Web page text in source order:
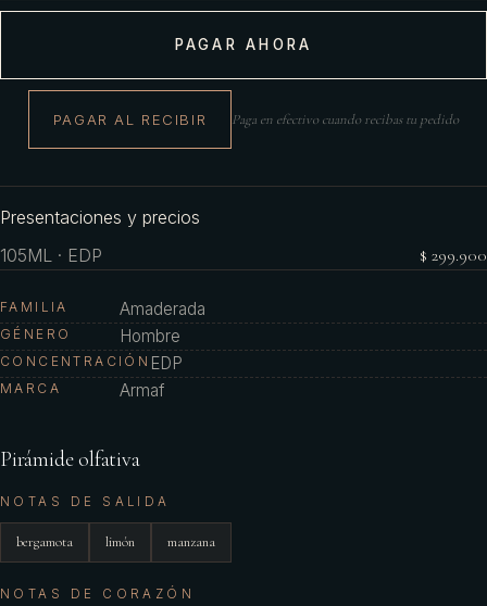
PAGAR AHORA
PAGAR AL RECIBIR Paga en efectivo cuando recibas tu pedido
Presentaciones y precios
105ML · EDP
$ 299.900
FAMILIA Amaderada
GÉNERO Hombre
CONCENTRACIÓN EDP
MARCA Armaf
Pirámide olfativa
NOTAS DE SALIDA
bergamota limón manzana
NOTAS DE CORAZÓN